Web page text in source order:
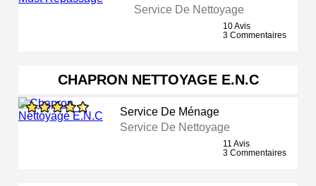
Service De Nettoyage
10 Avis
3 Commentaires
CHAPRON NETTOYAGE E.N.C
Service De Ménage
Service De Nettoyage
11 Avis
3 Commentaires